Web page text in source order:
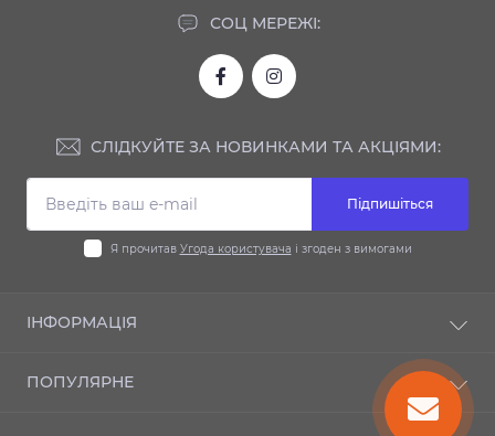
СОЦ МЕРЕЖІ:
СЛІДКУЙТЕ ЗА НОВИНКАМИ ТА АКЦІЯМИ:
Підпишіться
Я прочитав Угода користувача і згоден з вимогами
ІНФОРМАЦІЯ
Гарантія
ПОПУЛЯРНЕ